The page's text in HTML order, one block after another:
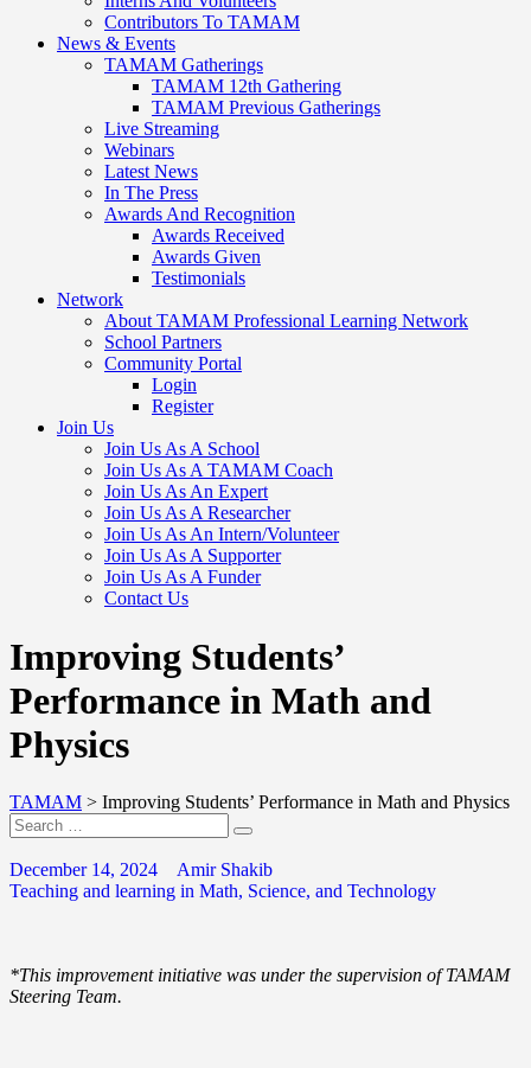
Contributors To TAMAM
News & Events
TAMAM Gatherings
TAMAM 12th Gathering
TAMAM Previous Gatherings
Live Streaming
Webinars
Latest News
In The Press
Awards And Recognition
Awards Received
Awards Given
Testimonials
Network
About TAMAM Professional Learning Network
School Partners
Community Portal
Login
Register
Join Us
Join Us As A School
Join Us As A TAMAM Coach
Join Us As An Expert
Join Us As A Researcher
Join Us As An Intern/Volunteer
Join Us As A Supporter
Join Us As A Funder
Contact Us
Improving Students’
Performance in Math and
Physics
TAMAM > Improving Students’ Performance in Math and Physics
December 14, 2024
Amir Shakib
Teaching and learning in Math, Science, and Technology
*This improvement initiative was under the supervision of TAMAM
Steering Team.